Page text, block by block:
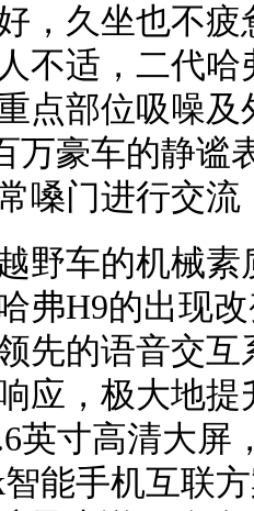
，久坐也不
不适，二代
点部位吸噪
万豪车的静谧
嗓门进行交
野车的机械
弗H9的出现
先的语音交
应，极大地
英寸高清大屏
智能手机互联